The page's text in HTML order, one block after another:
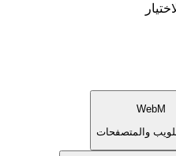
WebM
والمتصفحات